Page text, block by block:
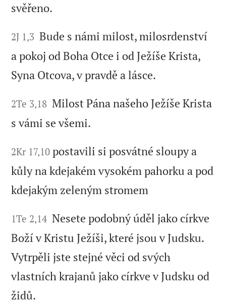
svěřeno.
2J 1,3 Bude s námi milost, milosrdenství
a pokoj od Boha Otce i od Ježíše Krista,
Syna Otcova, v pravdě a lásce.
2Te 3,18 Milost Pána našeho Ježíše Krista
s vámi se všemi.
2Kr 17,10 postavili si posvátné sloupy a
kůly na kdejakém vysokém pahorku a pod
kdejakým zeleným stromem
1Te 2,14 Nesete podobný úděl jako církve
Boží v Kristu Ježíši, které jsou v Judsku.
Vytrpěli jste stejné věci od svých
vlastních krajanů jako církve v Judsku od
židů.